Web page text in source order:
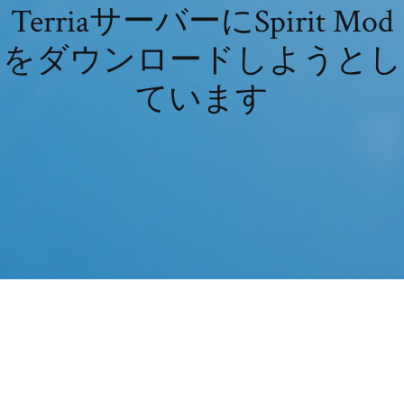
TerriaサーバーにSpirit Mod
をダウンロードしようとし
ています